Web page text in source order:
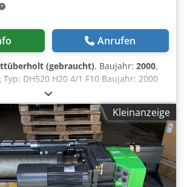
Anrufen
(gebraucht), Baujahr: 2000,
DH520 H20 4/1 F10 Baujahr: 2000
kg Hakenweg ca.: 10.000 mm Katzspur
4/1 Triebwerksgruppe:
Hubwerk ca.
ca. 5,0/20,0 m/min
Restnutzungsdauer von ca. 80% durch
Ausgestattet mit: -
F10 - Seil u. Unterflasche 4/1 -
Ais Ahbekr
Kleinanzeige